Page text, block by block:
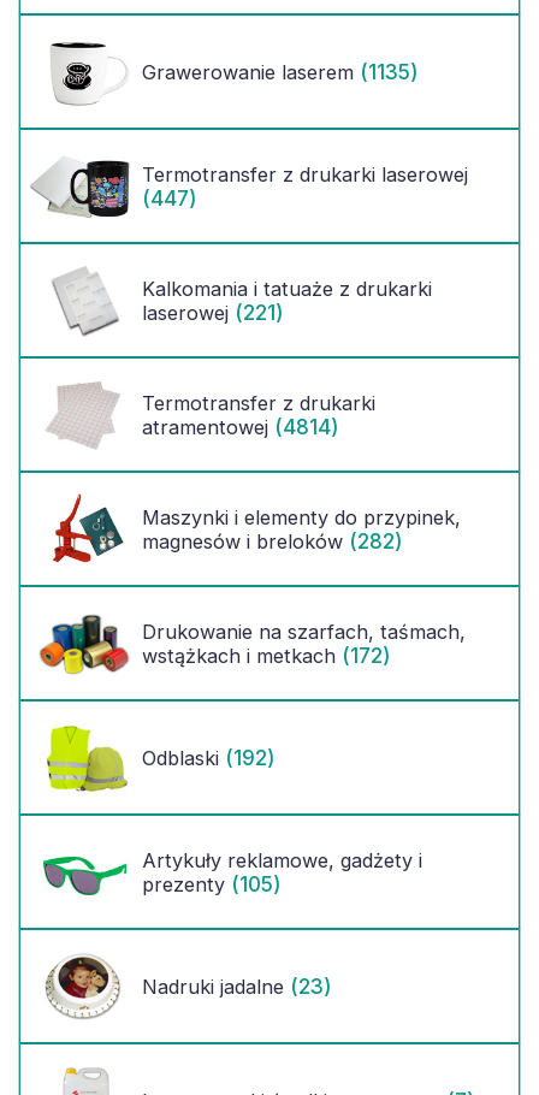
Grawerowanie laserem (1135)
Termotransfer z drukarki laserowej
(447)
Kalkomania i tatuaże z drukarki
laserowej (221)
Termotransfer z drukarki
atramentowej (4814)
Maszynki i elementy do przypinek,
magnesów i breloków (282)
Drukowanie na szarfach, taśmach,
wstążkach i metkach (172)
Odblaski (192)
Artykuły reklamowe, gadżety i
prezenty (105)
Nadruki jadalne (23)